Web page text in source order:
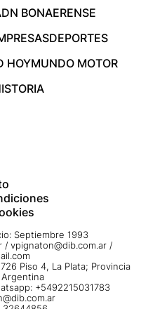
BONAERENSE
DEPORTES
HOYMUNDO MOTOR
Septiembre 1993
/ vpignaton@dib.com.ar /
Piso 4, La Plata; Provincia
+5492215031783